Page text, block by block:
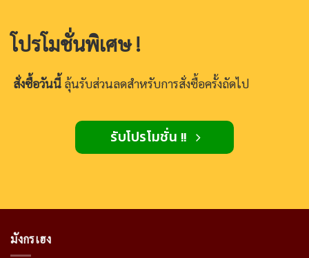
โปรโมชั่นพิเศษ !
สั่งซื้อวันนี้ ลุ้นรับส่วนลดสำหรับการสั่งซื้อครั้งถัดไป
รับโปรโมชั่น !!
มังกรเฮง